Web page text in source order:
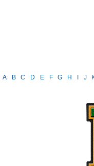
A B C D E F G H J